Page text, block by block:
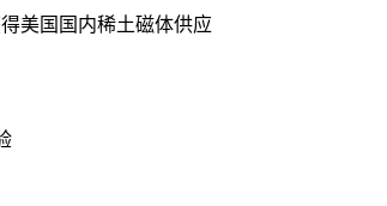
美国国内稀土磁体供应